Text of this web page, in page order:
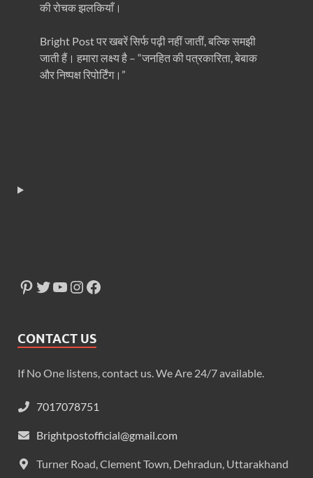
की रोचक झलकियाँ।
Bright Post पर खबरें सिर्फ पढ़ी नहीं जातीं, बल्कि समझी
जाती हैं। हमारा लक्ष्य है – “जनहित की पत्रकारिता, बेबाक
और निष्पक्ष रिपोर्टिंग।”
CONTACT US
If No One listens, contact us. We Are 24/7 available.
7017078751
Brightpostofficial@gmail.com
Turner Road, Clement Town, Dehradun, Uttarakhand